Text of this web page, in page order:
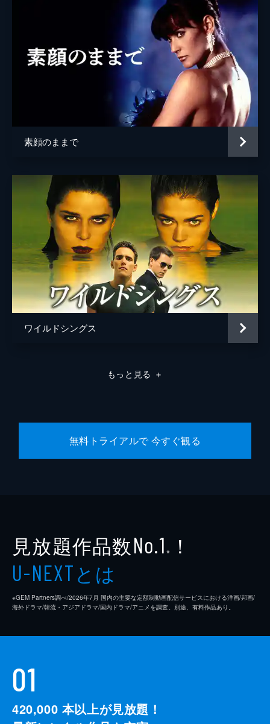
素顔のままで
ワイルドシングス
もっと見る ＋
無料トライアルで 今すぐ観る
見放題作品数No.1 ※ ！
U-NEXTとは
※GEM Partners調べ/2026年7⽉ 国内の主要な定額制動画配信サービスにおける洋画/邦画/
海外ドラマ/韓流・アジアドラマ/国内ドラマ/アニメを調査。別途、有料作品あり。
01
420,000 本以上が見放題！